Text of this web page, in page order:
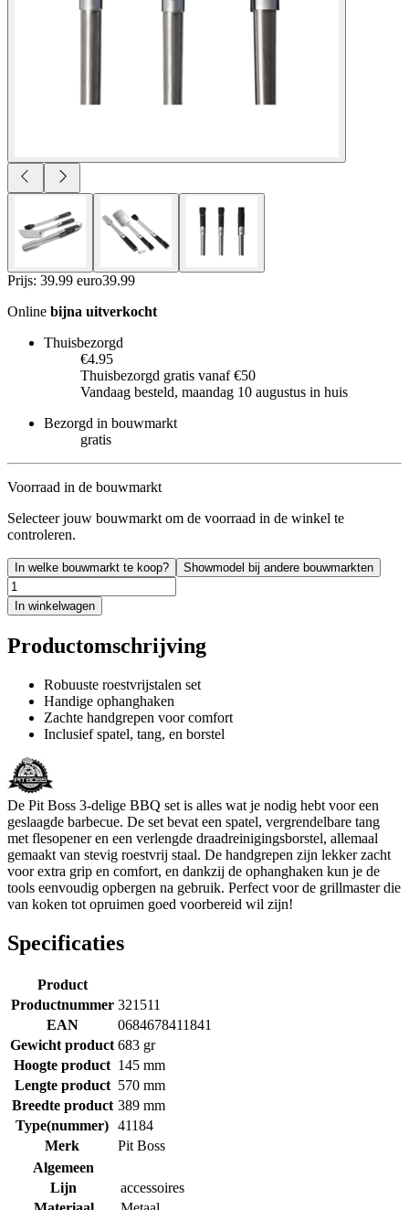
Prijs: 39.99 euro39.99
Online bijna uitverkocht
Thuisbezorgd
€4.95
Thuisbezorgd gratis vanaf €50
Vandaag besteld, maandag 10 augustus in huis
Bezorgd in bouwmarkt
gratis
Voorraad in de bouwmarkt
Selecteer jouw bouwmarkt om de voorraad in de winkel te
controleren.
In welke bouwmarkt te koop? Showmodel bij andere bouwmarkten
In winkelwagen
Productomschrijving
Robuuste roestvrijstalen set
Handige ophanghaken
Zachte handgrepen voor comfort
Inclusief spatel, tang, en borstel
De Pit Boss 3-delige BBQ set is alles wat je nodig hebt voor een
geslaagde barbecue. De set bevat een spatel, vergrendelbare tang
met flesopener en een verlengde draadreinigingsborstel, allemaal
gemaakt van stevig roestvrij staal. De handgrepen zijn lekker zacht
voor extra grip en comfort, en dankzij de ophanghaken kun je de
tools eenvoudig opbergen na gebruik. Perfect voor de grillmaster die
van koken tot opruimen goed voorbereid wil zijn!
Specificaties
Product
Productnummer 321511
EAN
0684678411841
Gewicht product 683 gr
Hoogte product 145 mm
Lengte product 570 mm
Breedte product 389 mm
Type(nummer) 41184
Merk
Pit Boss
Algemeen
Lijn
accessoires